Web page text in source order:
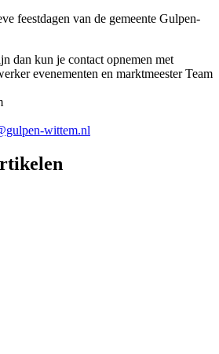
feestdagen van de gemeente Gulpen-
dan kun je contact opnemen met
evenementen en marktmeester Team
wittem.nl